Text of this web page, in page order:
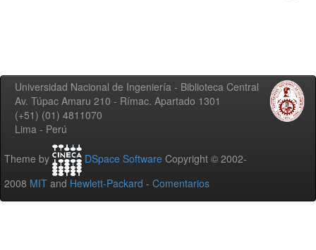
Universidad Nacional de Ingeniería - Biblioteca Central
Av. Túpac Amaru 210 - Rímac. Apartado 1301
(+51) (01) 4811070
Lima - Perú
Theme by DSpace Software Copyright © 2002-
2008 MIT and Hewlett-Packard - Comentarios